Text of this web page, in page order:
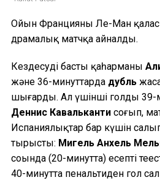
Ойын Францияның Ле-Ман
драмалық матчқа айналды.
Кездесудің басты қаһарманы
және 36-минуттарда дубль
шығарды. Ал үшінші голды 39-
Деннис Кавальканти соғып,
Испаниялықтар бар күшін салып,
тырысты: Мигель Анхель
соңында (20-минутта) есепті
40-минутта пенальтиден гол